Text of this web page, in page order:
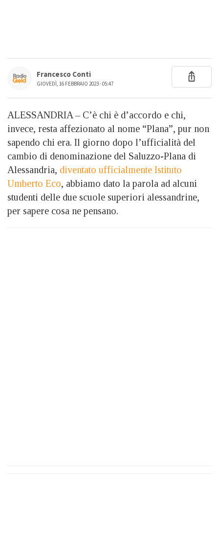
Francesco Conti
GIOVEDÌ, 16 FEBBRAIO 2023 - 05:47
ALESSANDRIA – C’è chi è d’accordo e chi,
invece, resta affezionato al nome “Plana”, pur non
sapendo chi era. Il giorno dopo l’ufficialità del
cambio di denominazione del Saluzzo-Plana di
Alessandria, diventato ufficialmente Istituto
Umberto Eco, abbiamo dato la parola ad alcuni
studenti delle due scuole superiori alessandrine,
per sapere cosa ne pensano.